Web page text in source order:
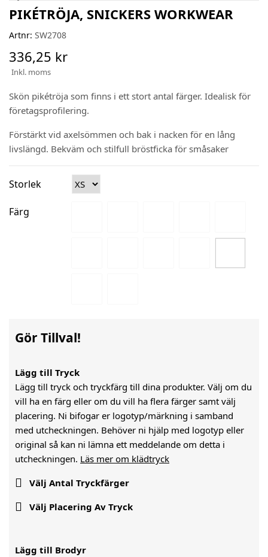
PIKÉTRÖJA, SNICKERS WORKWEAR
Artnr: SW2708
336,25 kr
Inkl. moms
Skön pikétröja som finns i ett stort antal färger. Idealisk för
företagsprofilering.
Förstärkt vid axelsömmen och bak i nacken för en lång
livslängd. Bekväm och stilfull bröstficka för småsaker
Storlek
Färg
Gör Tillval!
Lägg till Tryck
Lägg till tryck och tryckfärg till dina produkter. Välj om du
vill ha en färg eller om du vill ha flera färger samt välj
placering. Ni bifogar er logotyp/märkning i samband
med utcheckningen. Behöver ni hjälp med logotyp eller
original så kan ni lämna ett meddelande om detta i
utcheckningen. Läs mer om klädtryck
 Välj Antal Tryckfärger
 Välj Placering Av Tryck
Lägg till Brodyr